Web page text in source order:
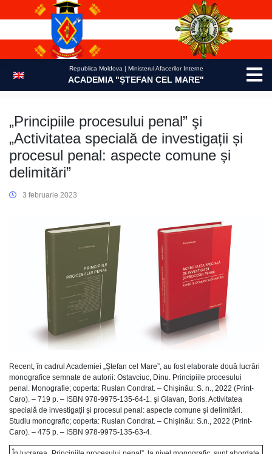
Republica Moldova | Ministerul Afacerilor Interne
ACADEMIA "ŞTEFAN CEL MARE"
„Principiile procesului penal” şi
„Activitatea specială de investigații și
procesul penal: aspecte comune și
delimitări”
3 februarie 2023
Recent, în cadrul Academiei „Ștefan cel Mare”, au fost elaborate două lucrări
monografice semnate de autorii: Ostavciuc, Dinu. Principiile procesului
penal. Monografie; coperta: Ruslan Condrat. – Chișinău: S. n., 2022 (Print-
Caro). – 719 p. – ISBN 978-9975-135-64-1. şi Glavan, Boris. Activitatea
specială de investigații și procesul penal: aspecte comune și delimitări.
Studiu monografic; coperta: Ruslan Condrat. – Chișinău: S.n., 2022 (Print-
Caro). – 475 p. – ISBN 978-9975-135-63-4.